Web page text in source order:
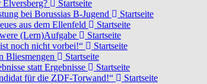
Startseite
bei Borussias B-Jugend
Startseite
aus dem Ellenfeld
Startseite
(Lern)Aufgabe
Startseite
noch nicht vorbei!“
Startseite
Bliesmengen
Startseite
statt Ergebnisse
Startseite
für die ZDF-Torwand!“
Startseite